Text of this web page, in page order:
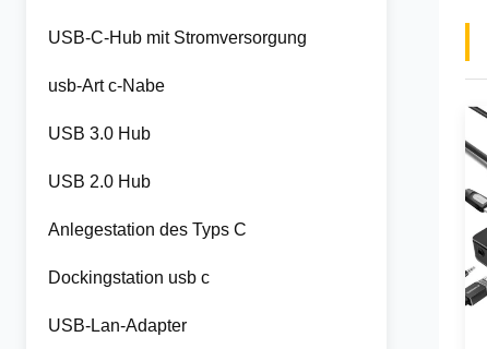
USB-C-Hub mit Stromversorgung
usb-Art c-Nabe
USB 3.0 Hub
USB 2.0 Hub
Anlegestation des Typs C
Dockingstation usb c
USB-Lan-Adapter